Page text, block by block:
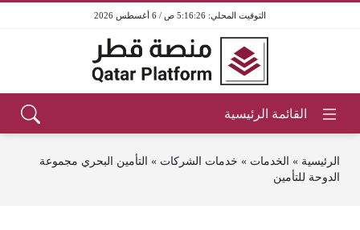
5:16:26 ص / 6 أغسطس 2026
الرئيسية » الخدمات » خدمات الشركات » التأمين البحري مجموعة
الدوحة للتأمين